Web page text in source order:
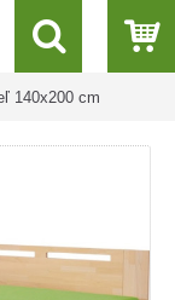
140x200 cm